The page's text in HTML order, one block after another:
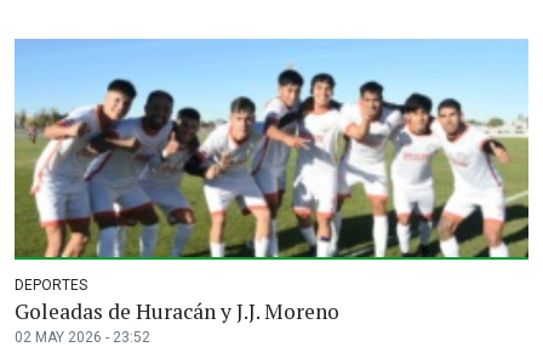
DEPORTES
Goleadas de Huracán y J.J. Moreno
02 MAY 2026 - 23:52